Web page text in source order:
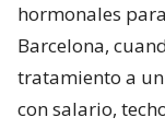
hormonales
Barcelona,
tratamiento a
con salario,